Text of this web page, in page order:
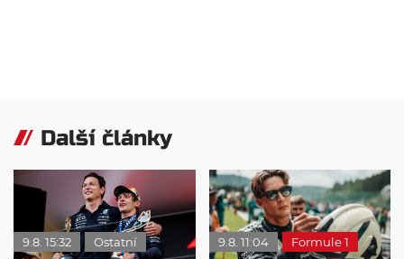
Další články
9.8. 15:32 Ostatní 9.8. 11:04 Formule 1